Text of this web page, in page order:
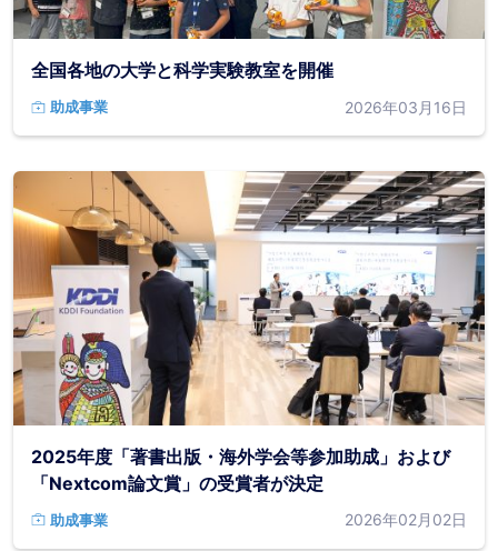
全国各地の大学と科学実験教室を開催
助成事業 2026年03月16日
2025年度「著書出版・海外学会等参加助成」および
「Nextcom論文賞」の受賞者が決定
助成事業 2026年02月02日